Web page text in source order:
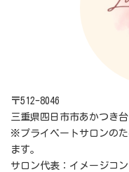
〒512-8046
三重県四日市市あかつき台
※プライベートサロンの
ます。
サロン代表：イメージコ